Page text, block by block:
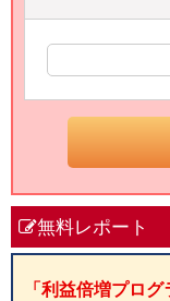
無料レポート
「利益倍増プロ